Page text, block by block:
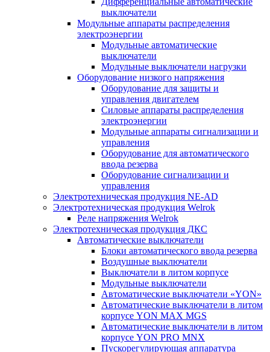
выключатели
Модульные аппараты распределения
электроэнергии
Модульные автоматические
выключатели
Модульные выключатели нагрузки
Оборудование низкого напряжения
Оборудование для защиты и
управления двигателем
Силовые аппараты распределения
электроэнергии
Модульные аппараты сигнализации и
управления
Оборудование для автоматического
ввода резерва
Оборудование сигнализации и
управления
Электротехническая продукция NE-AD
Электротехническая продукция Welrok
Реле напряжения Welrok
Электротехническая продукция ДКС
Автоматические выключатели
Блоки автоматического ввода резерва
Воздушные выключатели
Выключатели в литом корпусе
Модульные выключатели
Автоматические выключатели «YON»
Автоматические выключатели в литом
корпусе YON MAX MGS
Автоматические выключатели в литом
корпусе YON PRO MNX
Пускорегулирующая аппаратура